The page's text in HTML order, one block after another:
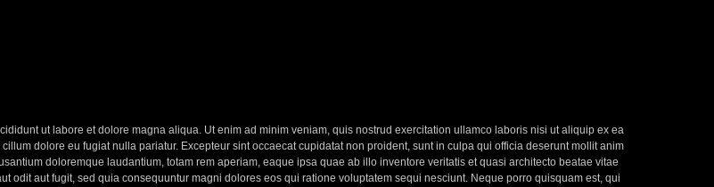
ut labore et dolore magna aliqua. Ut enim ad minim veniam, quis nostrud exercitation ullamco laboris nisi ut aliquip ex ea
dolore eu fugiat nulla pariatur. Excepteur sint occaecat cupidatat non proident, sunt in culpa qui officia deserunt mollit anim
doloremque laudantium, totam rem aperiam, eaque ipsa quae ab illo inventore veritatis et quasi architecto beatae vitae
odit aut fugit, sed quia consequuntur magni dolores eos qui ratione voluptatem sequi nesciunt. Neque porro quisquam est, qui